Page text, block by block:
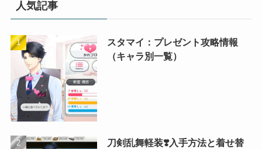
人気記事
スタマイ：プレゼント攻略情報
（キャラ別一覧）
刀剣乱舞軽装❣️入手方法と着せ替